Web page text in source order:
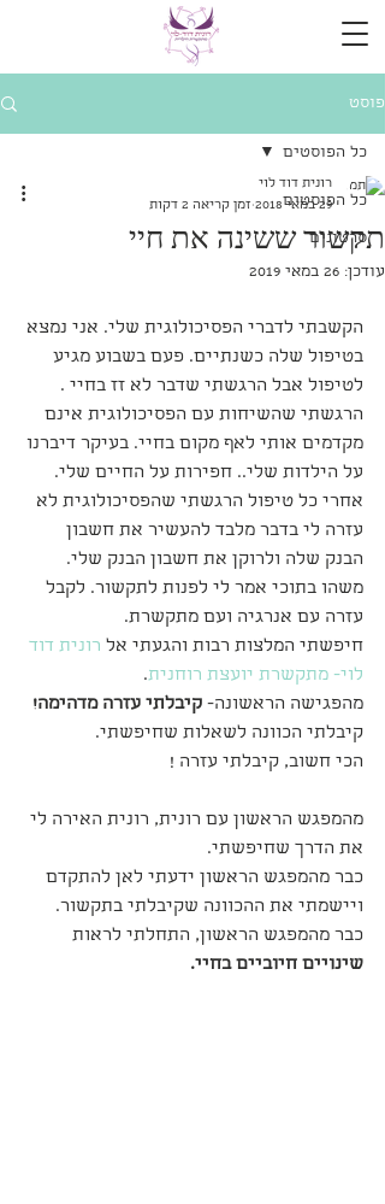
פוסט
כל הפוסטים
סרטונים
כל הפוסטים
תקשור ששינה את חיי
רונית דוד לוי
29 במאי 2018
זמן קריאה 2 דקות
עודכן: 26 במאי 2019
הקשבתי לדברי הפסיכולוגית שלי. אני נמצא
בטיפול שלה כשנתיים. פעם בשבוע מגיע
לטיפול אבל הרגשתי שדבר לא זז בחיי .
הרגשתי שהשיחות עם הפסיכולוגית אינם
מקדמים אותי לאף מקום בחיי. בעיקר דיברנו
על הילדות שלי.. חפירות על החיים שלי.
אחרי כל טיפול הרגשתי שהפסיכולוגית לא
עזרה לי בדבר מלבד להעשיר את חשבון
הבנק שלה ולרוקן את חשבון הבנק שלי.
משהו בתוכי אמר לי לפנות לתקשור. לקבל
עזרה עם אנרגיה ועם מתקשרת.
חיפשתי המלצות רבות והגעתי אל רונית דוד
לוי- מתקשרת יועצת רוחנית.
מהפגישה הראשונה- קיבלתי עזרה מדהימה!
קיבלתי הכוונה לשאלות שחיפשתי.
הכי חשוב, קיבלתי עזרה !
מהמפגש הראשון עם רונית, רונית האירה לי
את הדרך שחיפשתי.
כבר מהמפגש הראשון ידעתי לאן להתקדם
ויישמתי את ההכוונה שקיבלתי בתקשור.
כבר מהמפגש הראשון, התחלתי לראות
שינויים חיוביים בחיי.